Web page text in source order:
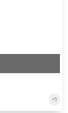
+5